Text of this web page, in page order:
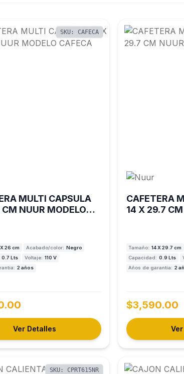
SKU: CAFECA
MULTI CAPSULA
NUUR MODELO
X 26 cm Acabado/color: Negro
0.7 Lts Voltaje: 110 V
2 años
Ver Detalles
CAFETERA
14 X 29.7
Tamaño: 14 X 29.7 cm
Capacidad: 0.9 Lts
Años de garantía: 2
$3,590.00
SKU: CPRT615NR